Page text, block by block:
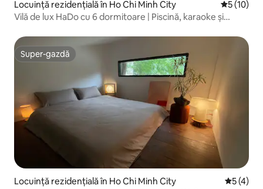
Locuință rezidențială în Ho Chi Minh City Scor
5 (10)
Vilă de lux HaDo cu 6 dormitoare | Piscină, karaoke și
Super-gazdă
Super-gazdă
Locuință rezidențială în Ho Chi Minh City Scor
5 (4)